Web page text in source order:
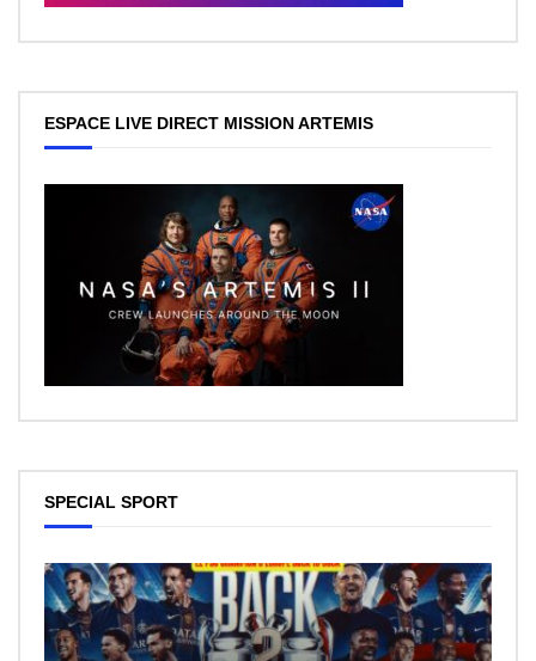
ESPACE LIVE DIRECT MISSION ARTEMIS
SPECIAL SPORT